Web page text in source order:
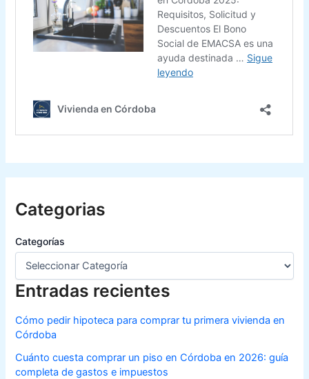
Categorias
Categorías
Entradas recientes
Cómo pedir hipoteca para comprar tu primera vivienda en
Córdoba
Cuánto cuesta comprar un piso en Córdoba en 2026: guía
completa de gastos e impuestos